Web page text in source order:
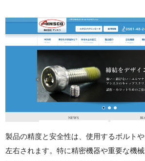
製品の精度と安全性は、使用するボルト
左右されます。特に精密機器や重要な機